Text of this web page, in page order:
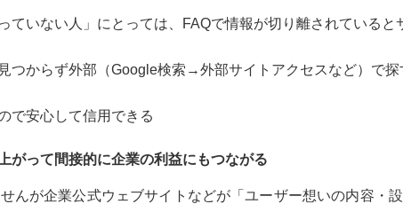
ていない人」にとっては、FAQで情報が切り離されていると
つからず外部（Google検索→外部サイトアクセスなど）で探
で安心して信用できる
がって間接的に企業の利益にもつながる
んが企業公式ウェブサイトなどが「ユーザー想いの内容・